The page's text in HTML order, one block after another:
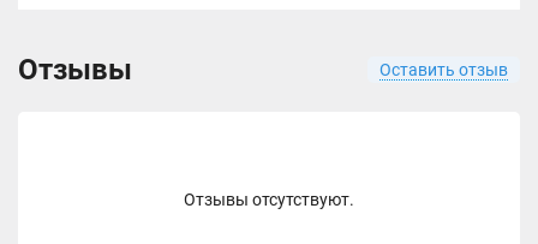
Отзывы Оставить отзыв
Отзывы отсутствуют.